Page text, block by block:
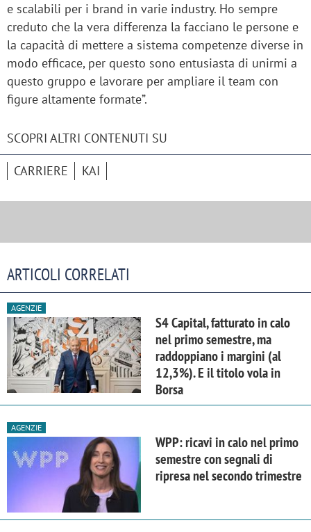
e scalabili per i brand in varie industry. Ho sempre
creduto che la vera differenza la facciano le persone e
la capacità di mettere a sistema competenze diverse in
modo efficace, per questo sono entusiasta di unirmi a
questo gruppo e lavorare per ampliare il team con
figure altamente formate”.
SCOPRI ALTRI CONTENUTI SU
CARRIERE KAI
ARTICOLI CORRELATI
AGENZIE
S4 Capital, fatturato in calo
nel primo semestre, ma
raddoppiano i margini (al
12,3%). E il titolo vola in
Borsa
AGENZIE
WPP: ricavi in calo nel primo
semestre con segnali di
ripresa nel secondo trimestre